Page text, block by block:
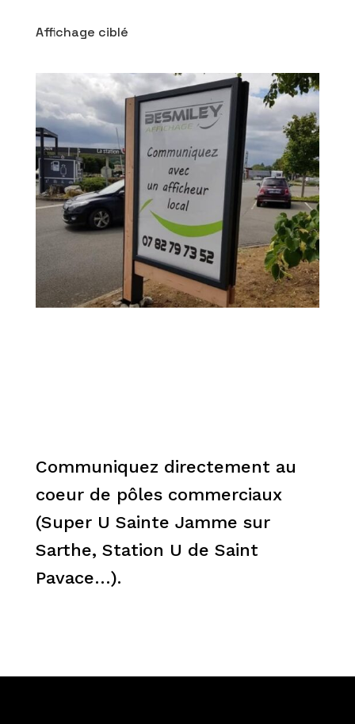
Affichage ciblé
Communiquez directement au
coeur de pôles commerciaux
(Super U Sainte Jamme sur
Sarthe, Station U de Saint
Pavace…).